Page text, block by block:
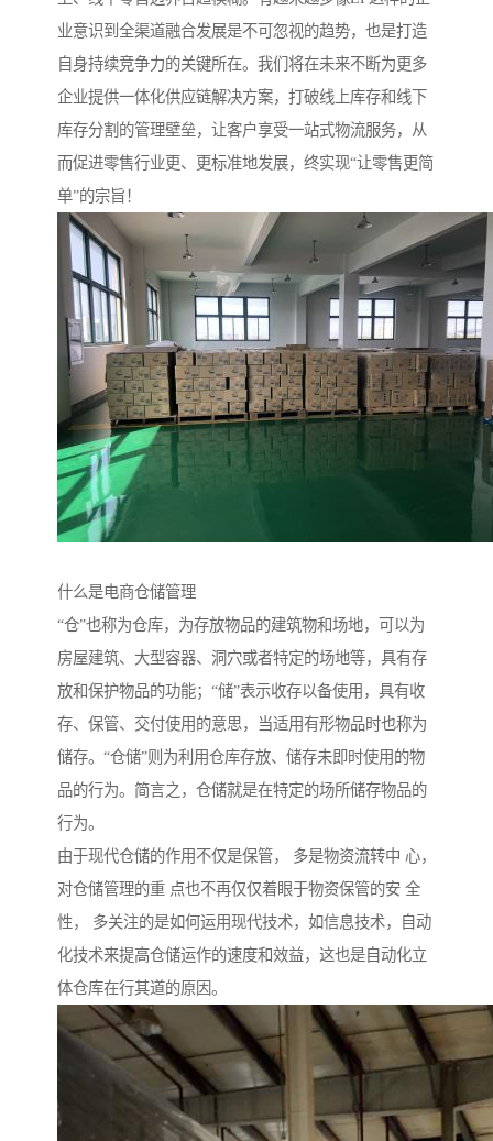
业意识到全渠道融合发展是不可忽视的趋势，也是打造
自身持续竞争力的关键所在。我们将在未来不断为更多
企业提供一体化供应链解决方案，打破线上库存和线下
库存分割的管理壁垒，让客户享受一站式物流服务，从
而促进零售行业更、更标准地发展，终实现“让零售更简
单”的宗旨！
什么是电商仓储管理
“仓”也称为仓库，为存放物品的建筑物和场地，可以为
房屋建筑、大型容器、洞穴或者特定的场地等，具有存
放和保护物品的功能；“储”表示收存以备使用，具有收
存、保管、交付使用的意思，当适用有形物品时也称为
储存。“仓储”则为利用仓库存放、储存未即时使用的物
品的行为。简言之，仓储就是在特定的场所储存物品的
行为。
由于现代仓储的作用不仅是保管， 多是物资流转中 心，
对仓储管理的重 点也不再仅仅着眼于物资保管的安 全
性， 多关注的是如何运用现代技术，如信息技术，自动
化技术来提高仓储运作的速度和效益，这也是自动化立
体仓库在行其道的原因。